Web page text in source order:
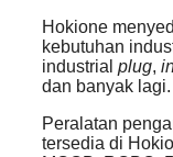
Hokione
kebutuhan
industrial plug,
dan banyak lagi.
Peralatan
tersedia di